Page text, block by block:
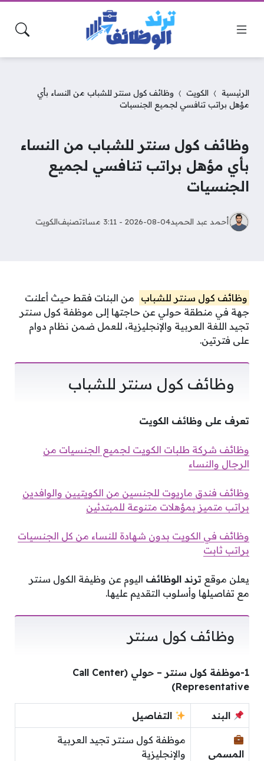
الرئيسية الكويت
وظائف كول سنتر للشباب من النساء بأي
مؤهل براتب تنافسي لجميع الجنسيات
وظائف كول سنتر للشباب من النساء
بأي مؤهل براتب تنافسي لجميع
الجنسيات
أحمد عبد الحميد2026-08-04 - 3:11 مساءً تصنيفالكويت
وظائف كول سنتر للشباب
من البنات فقط حيث أعلنت
جهة في منطقة حولي عن حاجتها إلى موظفة كول سنتر
تجيد اللغة العربية والإنجليزية، للعمل ضمن نظام دوام
على فترتين.
وظائف كول سنتر للشباب
تعرف على وظائف الكويت
وظائف شركة طلبات الكويت لجميع الجنسيات من
الرجال والنساء
وظائف فندق ماريوت للجنسين من الكويتيين والوافدين
براتب متميز بمؤهلات متنوعة للمبتدئين
وظائف في الكويت بدون شهادة للنساء من كل الجنسيات
براتب ثابت
يعلن موقع ترند الوظائف اليوم عن وظيفة الكول سنتر
مع تفاصيلها وأسلوب التقديم عليها.
وظائف كول سنتر
1-موظفة كول سنتر – حولي (Call Center
Representative)
البند التفاصيل
المسمى
موظفة كول سنتر تجيد العربية
والإنجليزية